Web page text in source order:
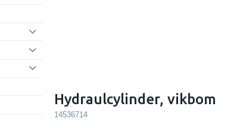
Hydraulcylinder, vikbom
14536714